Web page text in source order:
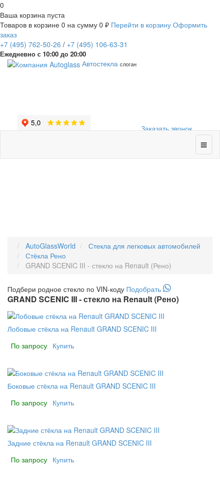
0
Ваша корзина пуста
Товаров в корзине 0 на сумму 0 ₽ Перейти в корзину Оформить
заказ
+7 (495) 762-50-26 / +7 (495) 106-63-31
Ежедневно с 10:00 до 20:00
Заказать звонок
Автостекла слоган
AutoGlassWorld
Стекла для легковых автомобилей
Стёкла Рено
GRAND SCENIC III - стекло на Renault (Рено)
Подбери родное стекло по VIN-коду Подобрать
GRAND SCENIC III - стекло на Renault (Рено)
Лобовые стёкла на Renault GRAND SCENIC III
По запросу Купить
Боковые стёкла на Renault GRAND SCENIC III
По запросу Купить
Задние стёкла на Renault GRAND SCENIC III
По запросу Купить